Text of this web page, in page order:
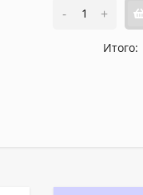
- +
Итого: